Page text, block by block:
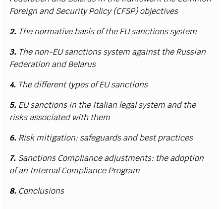
Foreign and Security Policy (CFSP) objectives
2. The normative basis of the EU sanctions system
3. The non-EU sanctions system against the Russian
Federation and Belarus
4. The different types of EU sanctions
5. EU sanctions in the Italian legal system and the
risks associated with them
6. Risk mitigation: safeguards and best practices
7. Sanctions Compliance adjustments: the adoption
of an Internal Compliance Program
8. Conclusions